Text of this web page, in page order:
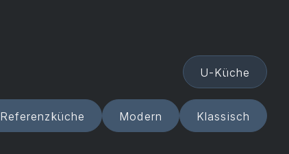
Referenzküche Modern Klassisch
U-Küche